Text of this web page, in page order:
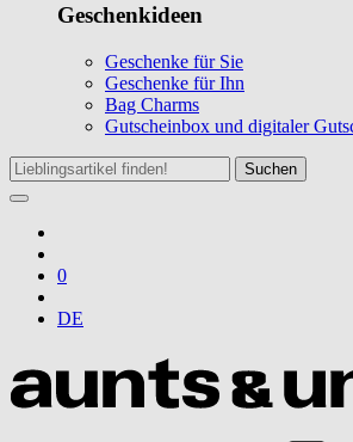
Geschenkideen
Geschenke für Sie
Geschenke für Ihn
Bag Charms
Gutscheinbox und digitaler
Suchen
0
DE